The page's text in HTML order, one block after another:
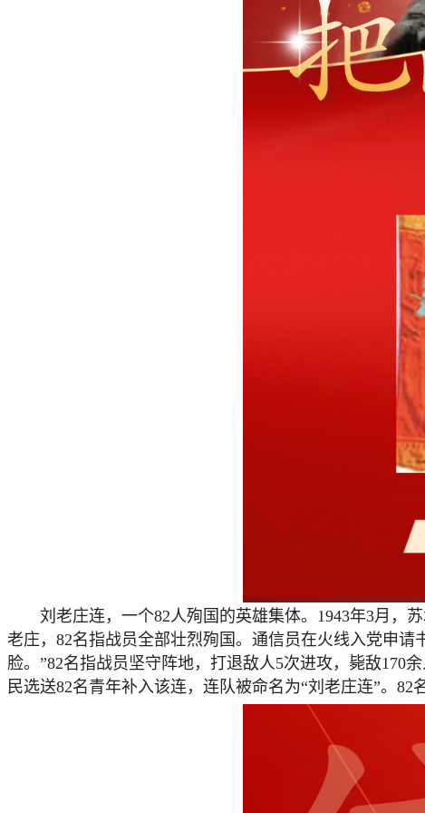
刘老庄连，一个82人殉国的英雄集体。1943年3月，苏
老庄，82名指战员全部壮烈殉国。通信员在火线入党申
脸。”82名指战员坚守阵地，打退敌人5次进攻，毙敌170
民选送82名青年补入该连，连队被命名为“刘老庄连”。